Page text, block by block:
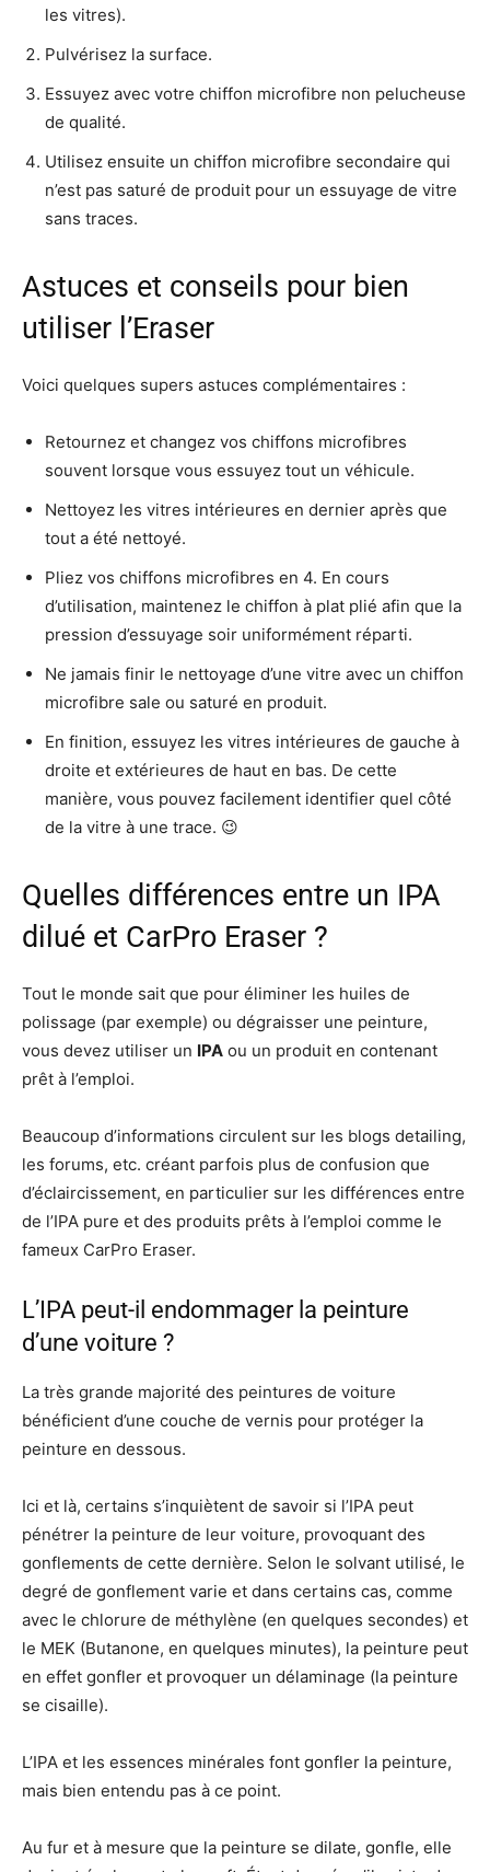
les vitres).
Pulvérisez la surface.
Essuyez avec votre chiffon microfibre non pelucheuse
de qualité.
Utilisez ensuite un chiffon microfibre secondaire qui
n’est pas saturé de produit pour un essuyage de vitre
sans traces.
Astuces et conseils pour bien
utiliser l’Eraser
Voici quelques supers astuces complémentaires :
Retournez et changez vos chiffons microfibres
souvent lorsque vous essuyez tout un véhicule.
Nettoyez les vitres intérieures en dernier après que
tout a été nettoyé.
Pliez vos chiffons microfibres en 4. En cours
d’utilisation, maintenez le chiffon à plat plié afin que la
pression d’essuyage soir uniformément réparti.
Ne jamais finir le nettoyage d’une vitre avec un chiffon
microfibre sale ou saturé en produit.
En finition, essuyez les vitres intérieures de gauche à
droite et extérieures de haut en bas. De cette
manière, vous pouvez facilement identifier quel côté
de la vitre à une trace. 😉
Quelles différences entre un IPA
dilué et CarPro Eraser ?
Tout le monde sait que pour éliminer les huiles de
polissage (par exemple) ou dégraisser une peinture,
vous devez utiliser un IPA ou un produit en contenant
prêt à l’emploi.
Beaucoup d’informations circulent sur les blogs detailing,
les forums, etc. créant parfois plus de confusion que
d’éclaircissement, en particulier sur les différences entre
de l’IPA pure et des produits prêts à l’emploi comme le
fameux CarPro Eraser.
L’IPA peut-il endommager la peinture
d’une voiture ?
La très grande majorité des peintures de voiture
bénéficient d’une couche de vernis pour protéger la
peinture en dessous.
Ici et là, certains s’inquiètent de savoir si l’IPA peut
pénétrer la peinture de leur voiture, provoquant des
gonflements de cette dernière. Selon le solvant utilisé, le
degré de gonflement varie et dans certains cas, comme
avec le chlorure de méthylène (en quelques secondes) et
le MEK (Butanone, en quelques minutes), la peinture peut
en effet gonfler et provoquer un délaminage (la peinture
se cisaille).
L’IPA et les essences minérales font gonfler la peinture,
mais bien entendu pas à ce point.
Au fur et à mesure que la peinture se dilate, gonfle, elle